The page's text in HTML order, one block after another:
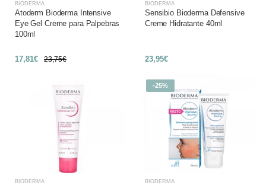
BIODERMA
Atoderm Bioderma Intensive
Eye Gel Creme para Palpebras
100ml
17,81€ 23,75€
BIODERMA
Sensibio Bioderma Defensive
Creme Hidratante 40ml
23,95€
BIODERMA
-25%
BIODERMA